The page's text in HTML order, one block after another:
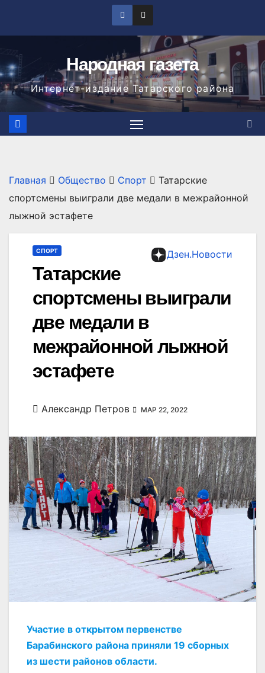
Народная газета
Интернет-издание Татарского района
Главная Общество Спорт
Татарские
спортсмены выиграли две медали в межрайонной
лыжной эстафете
Дзен.Новости
СПОРТ
Татарские
спортсмены выиграли
две медали в
межрайонной лыжной
эстафете
Александр Петров МАР 22, 2022
Участие в открытом первенстве
Барабинского района приняли 19 сборных
из шести районов области.